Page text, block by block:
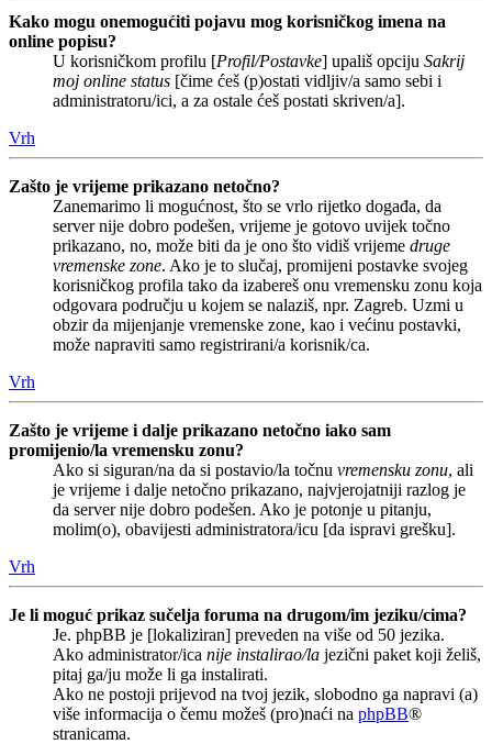
Kako mogu onemogućiti pojavu mog korisničkog imena na
online popisu?
U korisničkom profilu [Profil/Postavke] upališ opciju Sakrij
moj online status [čime ćeš (p)ostati vidljiv/a samo sebi i
administratoru/ici, a za ostale ćeš postati skriven/a].
Vrh
Zašto je vrijeme prikazano netočno?
Zanemarimo li mogućnost, što se vrlo rijetko događa, da
server nije dobro podešen, vrijeme je gotovo uvijek točno
prikazano, no, može biti da je ono što vidiš vrijeme druge
vremenske zone. Ako je to slučaj, promijeni postavke svojeg
korisničkog profila tako da izabereš onu vremensku zonu koja
odgovara području u kojem se nalaziš, npr. Zagreb. Uzmi u
obzir da mijenjanje vremenske zone, kao i većinu postavki,
može napraviti samo registrirani/a korisnik/ca.
Vrh
Zašto je vrijeme i dalje prikazano netočno iako sam
promijenio/la vremensku zonu?
Ako si siguran/na da si postavio/la točnu vremensku zonu, ali
je vrijeme i dalje netočno prikazano, najvjerojatniji razlog je
da server nije dobro podešen. Ako je potonje u pitanju,
molim(o), obavijesti administratora/icu [da ispravi grešku].
Vrh
Je li moguć prikaz sučelja foruma na drugom/im jeziku/cima?
Je. phpBB je [lokaliziran] preveden na više od 50 jezika.
Ako administrator/ica nije instalirao/la jezični paket koji želiš,
pitaj ga/ju može li ga instalirati.
Ako ne postoji prijevod na tvoj jezik, slobodno ga napravi (a)
više informacija o čemu možeš (pro)naći na phpBB®
stranicama.